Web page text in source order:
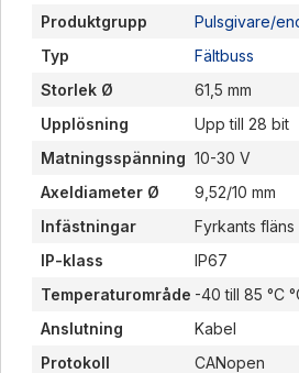
Produktgrupp Pulsgivare/
Typ
Fältbuss
Storlek Ø
61,5 mm
Upplösning
Upp till 28 bit
Matningsspänning 10-30 V
Axeldiameter Ø
9,52/10 mm
Infästningar
Fyrkants fläns
IP-klass
IP67
Temperaturområde -40 till 85 °C
Anslutning
Kabel
Protokoll
CANopen